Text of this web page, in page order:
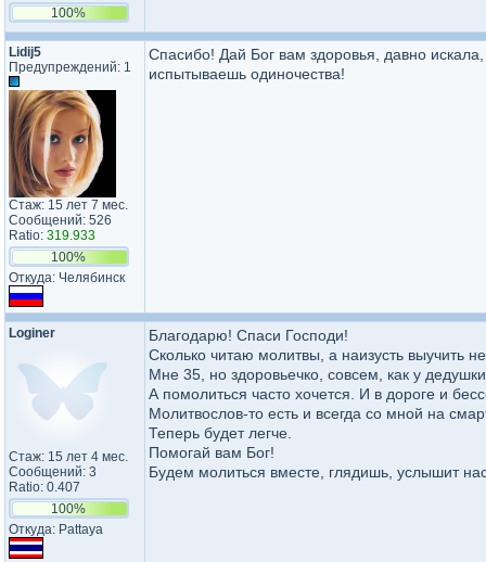
100%
Lidij5
Предупреждений: 1
Стаж: 15 лет 7 мес.
Сообщений: 526
Ratio: 319.933
100%
Откуда: Челябинск
Спасибо! Дай Бог вам здоровья, давно
испытываешь одиночества!
Loginer
Стаж: 15 лет 4 мес.
Сообщений: 3
Ratio: 0.407
100%
Откуда: Pattaya
Благодарю! Спаси Господи!
Сколько читаю молитвы, а наизусть выучить
Мне 35, но здоровьечко, совсем, как у
А помолиться часто хочется. И в дороге и
Молитвослов-то есть и всегда со мной на
Теперь будет легче.
Помогай вам Бог!
Будем молиться вместе, глядишь, услышит